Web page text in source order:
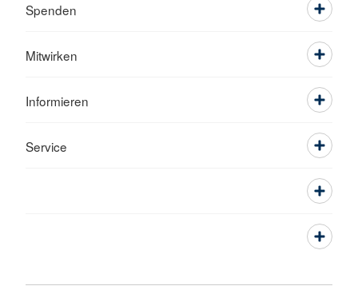
Spenden
Mitwirken
Informieren
Service